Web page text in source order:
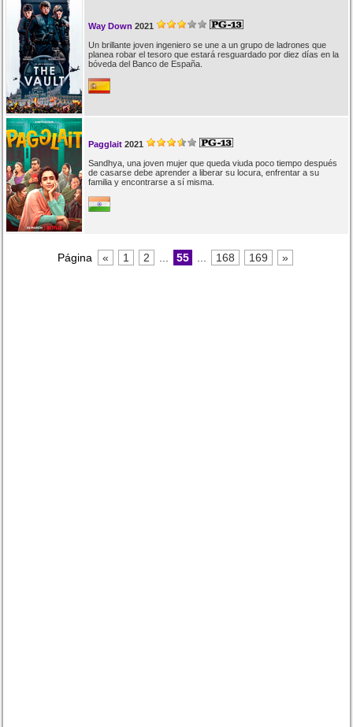
Way Down 2021
Un brillante joven ingeniero se une a un grupo de ladrones que
planea robar el tesoro que estará resguardado por diez días en la
bóveda del Banco de España.
Pagglait 2021
Sandhya, una joven mujer que queda viuda poco tiempo después
de casarse debe aprender a liberar su locura, enfrentar a su
familia y encontrarse a sí misma.
Página « 1 2 55 168 169 »